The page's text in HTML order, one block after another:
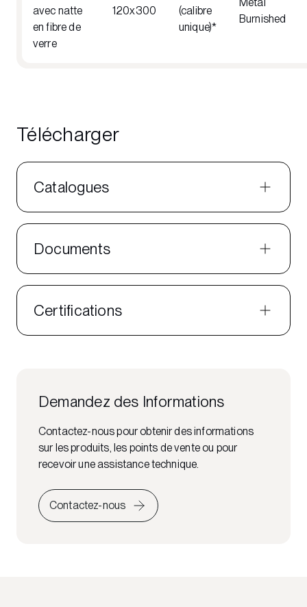
avec natte
en fibre de
verre
120x300
(calibre
unique)*
Burnished
Télécharger
Catalogues
Documents
Certifications
Demandez des Informations
Contactez-nous pour obtenir des informations
sur les produits, les points de vente ou pour
recevoir une assistance technique.
Contactez-nous